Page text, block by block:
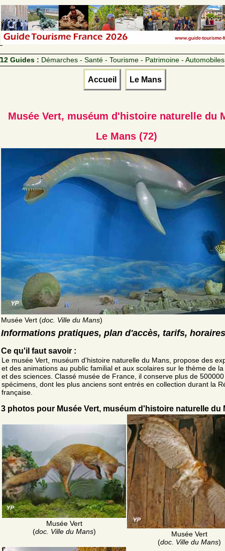
12 Guides : Démarches - Santé - Tourisme - Patrimoine - Automobiles
Accueil Le Mans
Musée Vert, muséum d'histoire naturelle du
Le Mans (72)
Musée Vert (doc. Ville du Mans)
Informations pratiques, plan d'accès, tarifs, horaires
Ce qu'il faut savoir :
Le musée Vert, muséum d'histoire naturelle du Mans, propose des
et des animations au public familial et aux scolaires sur le thème de
et des sciences. Classé musée de France, il conserve plus de 500000
spécimens, dont les plus anciens sont entrés en collection durant la
française.
3 photos pour Musée Vert, muséum d'histoire naturelle du
Musée Vert
(doc. Ville du Mans)
Musée Vert
(doc. Ville du Mans)